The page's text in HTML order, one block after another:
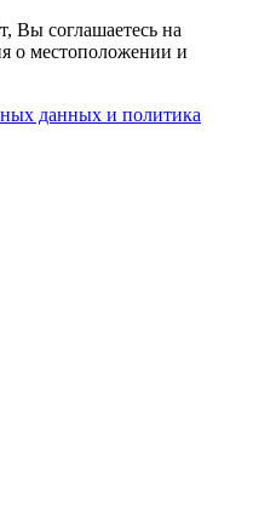
Вы соглашаетесь на
о местоположении и
данных и политика